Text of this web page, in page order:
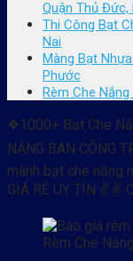
Quận Thủ Đức,
Thi Công Bạt
Nai
Màng Bạt
Phước
Rèm Che
❖1000+ Bạt Che
NẮNG BAN CÔNG
mành bạt che nắng
GIÁ RẺ UY TÍN ✌✌
Rèm Che